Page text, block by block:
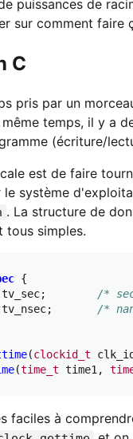
puissances de
sur comment faire
C
pris par un
temps, il y a
(écriture/
est de faire
système
. La structure de
tous simples.
{
tv_sec;
/*
tv_nsec;
/*
(clockid_t clk_id
(time_t time1,
faciles à